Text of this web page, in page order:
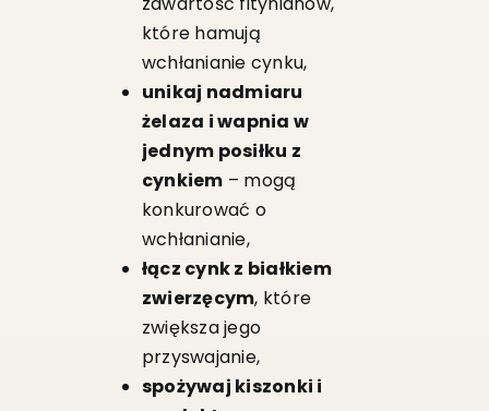
które hamują
wchłanianie cynku,
unikaj nadmiaru
żelaza i wapnia w
jednym posiłku z
cynkiem – mogą
konkurować o
wchłanianie,
łącz cynk z białkiem
zwierzęcym, które
zwiększa jego
przyswajanie,
spożywaj kiszonki i